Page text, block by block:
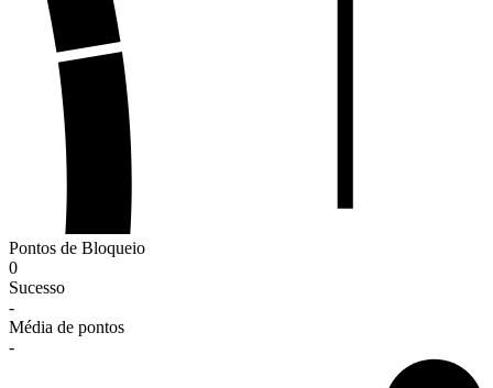
Pontos de Bloqueio
0
Sucesso
-
Média de pontos
-